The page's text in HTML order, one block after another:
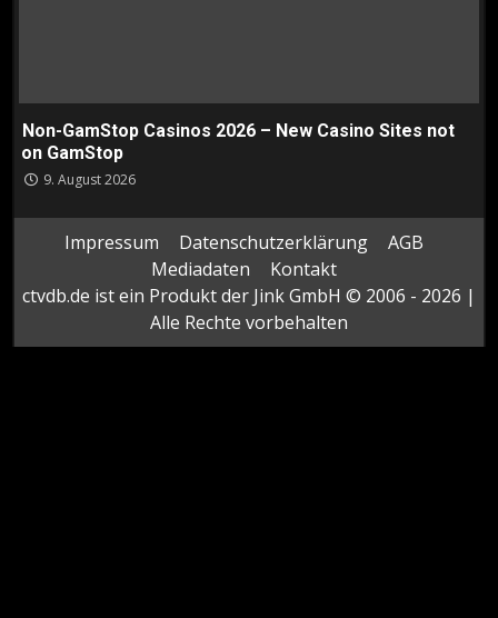
Non-GamStop Casinos 2026 – New Casino Sites not
on GamStop
9. August 2026
Impressum Datenschutzerklärung
AGB
Mediadaten
Kontakt
ctvdb.de ist ein Produkt der Jink GmbH © 2006 - 2026 |
Alle Rechte vorbehalten